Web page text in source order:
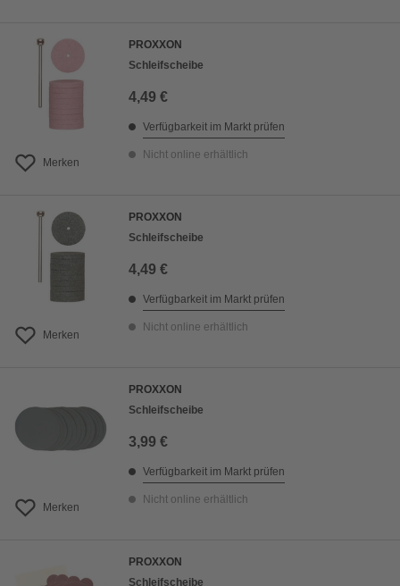
Merken
PROXXON
Schleifscheibe
4,49 €
Verfügbarkeit im Markt prüfen
Nicht online erhältlich
Merken
PROXXON
Schleifscheibe
4,49 €
Verfügbarkeit im Markt prüfen
Nicht online erhältlich
Merken
PROXXON
Schleifscheibe
3,99 €
Verfügbarkeit im Markt prüfen
Nicht online erhältlich
PROXXON
Schleifscheibe